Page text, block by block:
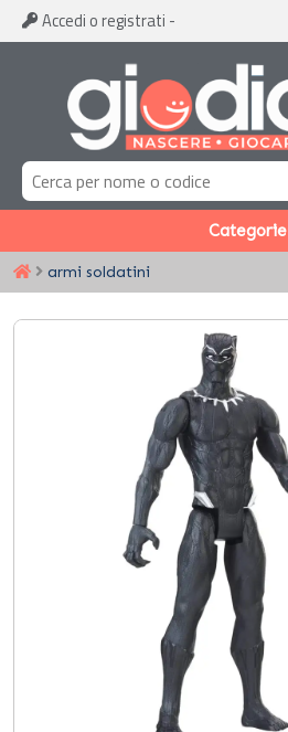
Accedi o registrati -
Categorie
armi soldatini